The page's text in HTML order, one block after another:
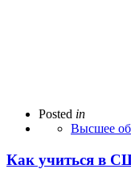
Posted in
Высшее
Как учиться в